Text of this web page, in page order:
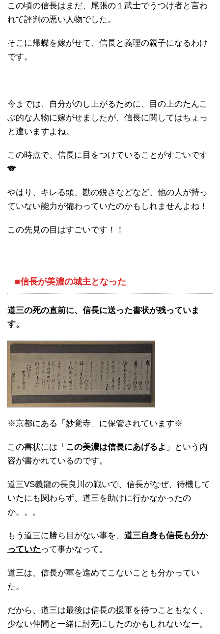
この頃の信長はまだ、尾張の１武士でうつけ者と言わ
れて評判の悪い人物でした。
そこに帰蝶を嫁がせて、信長と義理の親子になるわけ
です。
今までは、自分がのし上がるために、目の上のたんこ
ぶ的な人物に嫁がせましたが、信長に関してはちょっ
と違いますよね。
この時点で、信長に目をつけていることがすごいです
🐨
やはり、キレる頭、勘の鋭さなどなど、他の人が持っ
ていない能力が備わっていたのかもしれませんよね！
この先見の目はすごいです！！
■信長が美濃の城主となった
道三の死の直前に、信長に送った書状が残っていま
す。
※京都にある「妙覚寺」に保管されています※
この書状には「 この美濃は信長にあげるよ 」という内
容が書かれているのです。
道三VS義龍の長良川の戦いで、信長がなぜ、待機して
いたにも関わらず、道三を助けに行かなかったの
か。。。
もう道三に勝ち目がない事を、 道三自身も信長も分か
っていたって事かなって。
道三は、信長が軍を進めてこないことも分かってい
た。
だから、道三は最後は信長の援軍を待つこともなく、
少ない仲間と一緒に討死にしたのかもしれないなー。